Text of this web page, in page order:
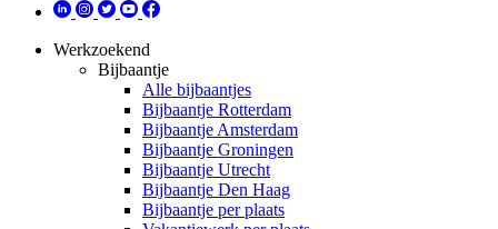
Werkzoekend
Bijbaantje
Alle bijbaantjes
Bijbaantje Rotterdam
Bijbaantje Amsterdam
Bijbaantje Groningen
Bijbaantje Utrecht
Bijbaantje Den Haag
Bijbaantje per plaats